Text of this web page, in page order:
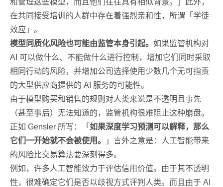
和管理这些模型，而且他们往往具有相似背景。」此外，
在共同接受培训的人群中存在着强烈亲和性，所谓「学徒
效应」。
模型同质化风险也可能由监管本身引起。 如果监管机构对
AI 可以做什么、不能做什么进行控制，增加它们同时采取
相同行动的风险，并增加公司选择使用少数几个无可指责
的大型供应商提供的 AI 服务的可能性。
由于模型购买和销售的规则对人类来说是不透明且事先
（甚至事后）无法知道的，监管机构很难阻止这种崩盘。
正如 Gensler 所写：「 如果深度学习预测可以解释，那么
它们一开始就不会被使用。
」言外之意是：人工智能带来
的风险比交易算法要深刻得多。
例如，许多人工智能致力于评估信用价值。由于其不透明
性，很难确定它们是否以歧视方式评判人类。而且由于 AI